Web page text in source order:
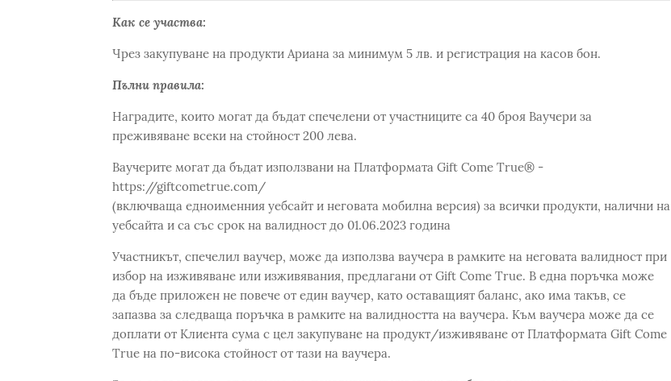
Как се участва:
Чрез закупуване на продукти Ариана за минимум 5 лв. и регистрация на касов бон.
Пълни правила:
Наградите, които могат да бъдат спечелени от участниците са 40 броя Ваучери за
преживяване всеки на стойност 200 лева.
Ваучерите могат да бъдат използвани на Платформата Gift Come True® -
https://giftcometrue.com/
(включваща едноименния уебсайт и неговата мобилна версия) за всички продукти, налични на
уебсайта и са със срок на валидност до 01.06.2023 година
Участникът, спечелил ваучер, може да използва ваучера в рамките на неговата валидност при
избор на изживяване или изживявания, предлагани от Gift Come True. В една поръчка може
да бъде приложен не повече от един ваучер, като оставащият баланс, ако има такъв, се
запазва за следваща поръчка в рамките на валидността на ваучера. Към ваучера може да се
доплати от Клиента сума с цел закупуване на продукт/изживяване от Платформата Gift Come
True на по-висока стойност от тази на ваучера.